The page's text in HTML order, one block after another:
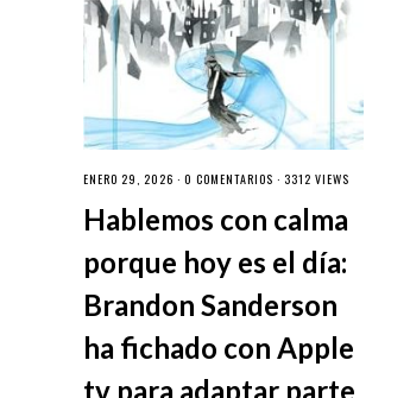
ENERO 29, 2026 · 0 COMENTARIOS · 3312 VIEWS
Hablemos con calma
porque hoy es el día:
Brandon Sanderson
ha fichado con Apple
tv para adaptar parte